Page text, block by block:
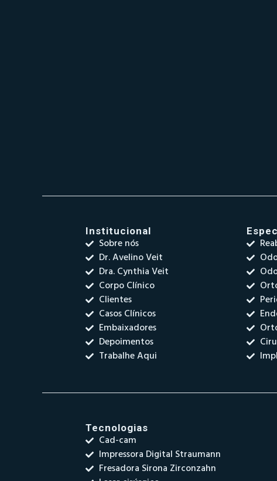
Institucional
Sobre nós
Dr. Avelino Veit
Dra. Cynthia Veit
Corpo Clínico
Clientes
Casos Clínicos
Embaixadores
Depoimentos
Trabalhe Aqui
Tecnologias
Cad-cam
Impressora Digital Straumann
Fresadora Sirona Zirconzahn